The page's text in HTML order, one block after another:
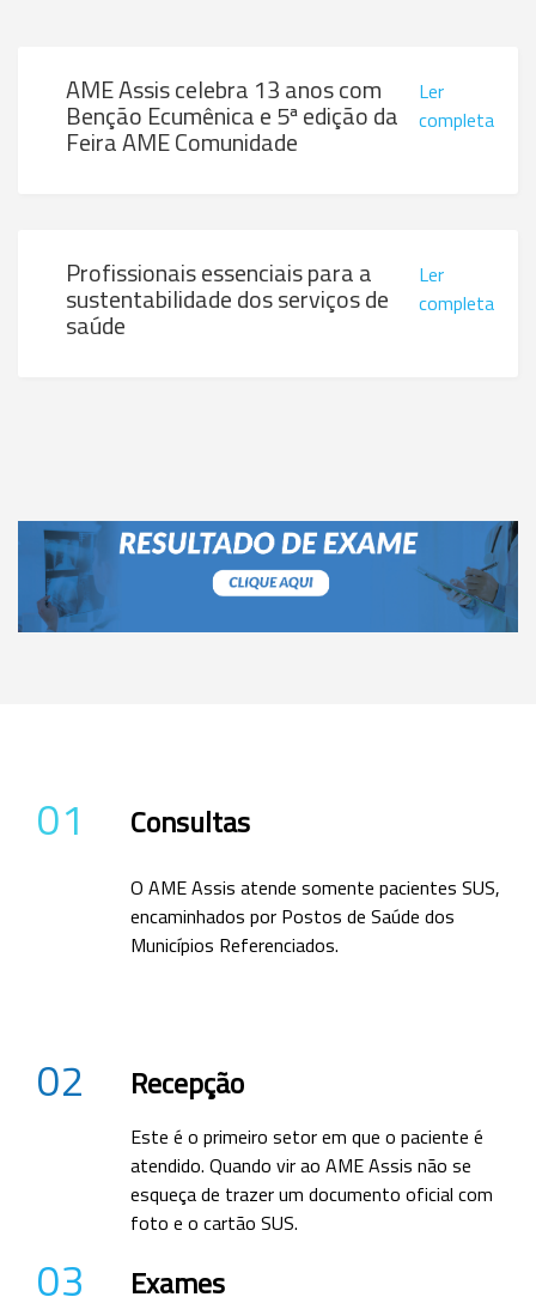
AME Assis celebra 13 anos com
Benção Ecumênica e 5ª edição da
Feira AME Comunidade
Ler
completa
Profissionais essenciais para a
sustentabilidade dos serviços de
saúde
Ler
completa
01 Consultas
O AME Assis atende somente pacientes SUS,
encaminhados por Postos de Saúde dos
Municípios Referenciados.
02 Recepção
Este é o primeiro setor em que o paciente é
atendido. Quando vir ao AME Assis não se
esqueça de trazer um documento oficial com
foto e o cartão SUS.
03 Exames